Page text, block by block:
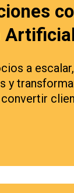
a
y